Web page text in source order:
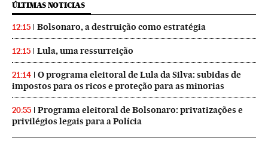
ÚLTIMAS NOTICIAS
12:15 Bolsonaro, a destruição como estratégia
12:15 Lula, uma ressurreição
21:14
O programa eleitoral de Lula da Silva: subidas de
impostos para os ricos e proteção para as minorias
20:55
Programa eleitoral de Bolsonaro: privatizações e
privilégios legais para a Polícia